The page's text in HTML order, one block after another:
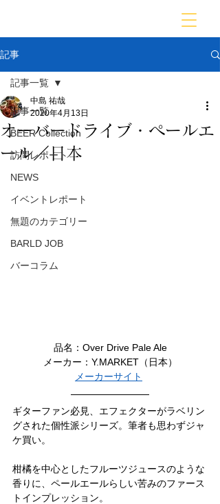
記事
記事一覧
BEER Collection
訪問レポート
NEWS
イベントレポート
無題のカテゴリー
BARLD JOB
バーコラム
記事一覧
オーバードライブ・ペールエ
ール／日本
中島 祐哉
2020年4月13日
品名：Over Drive Pale Ale
メーカー：Y.MARKET（日本）
メーカーサイト
ギターファン必見、エフェクターがラベリン
グされた個性派シリーズ。筆者も思わずジャ
ケ買い。
柑橘を中心としたフルーツジュースのような
香りに、ペールエールらしい苦みのファース
トインプレッション。